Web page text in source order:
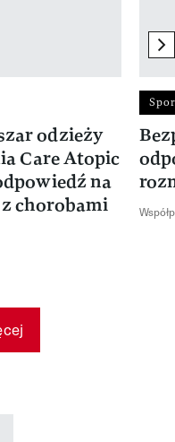
odzieży
Care Atopic
na
chorobami